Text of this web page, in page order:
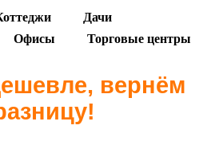
Дачи
Офисы Торговые центры
вернём